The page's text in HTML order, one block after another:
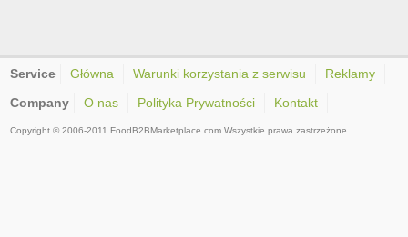
Service Główna Warunki korzystania z serwisu
Reklamy
Company
O nas Polityka Prywatności Kontakt
Copyright © 2006-2011 FoodB2BMarketplace.com Wszystkie prawa zastrzeżone.